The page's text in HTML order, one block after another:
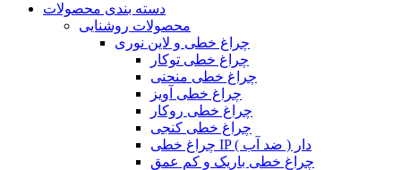
دسته بندی محصولات
محصولات روشنایی
چراغ خطی و لاین نوری
چراغ خطی توکار
چراغ خطی منحنی
چراغ خطی آویز
چراغ خطی روکار
چراغ خطی کنجی
چراغ خطی IP دار ( ضد آب )
چراغ خطی باریک و کم عمق